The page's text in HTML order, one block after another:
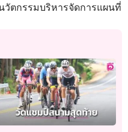
วัตกรรมบริหารจัดการแผนที่